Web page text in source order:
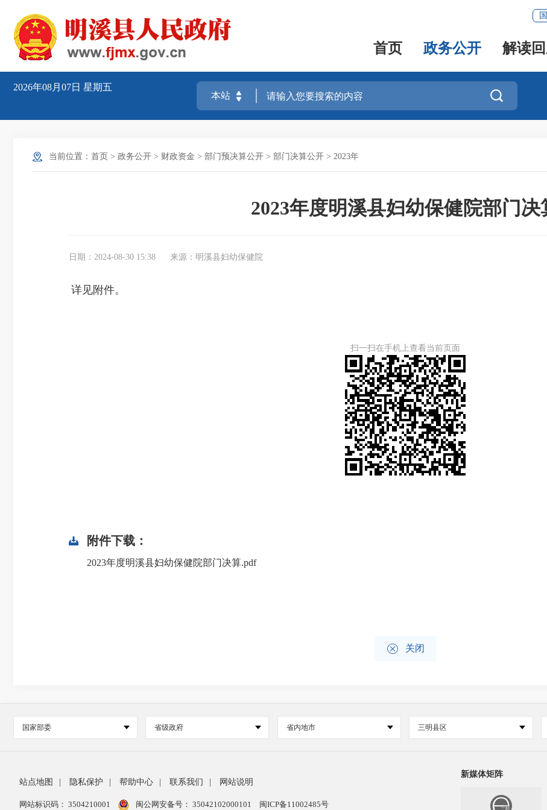
首页 政务公开 解读
2026年08月07日 星期五

当前位置： 首页 > 政务公开 > 财政资金 > 部门预决算公开 > 部门决算公开 > 2023年
2023年度明溪县妇幼保健院部门决
日期：2024-08-30 15:38 来源：明溪县妇幼保健院
详见附件。
扫一扫在手机上查看当前页面
附件下载：
2023年度明溪县妇幼保健院部门决算.pdf
 关闭
国家部委 省级政府 省内地市 三明县区
站点地图 隐私保护 帮助中心 联系我们 网站说明
网站标识码： 3504210001 闽公网安备号： 35042102000101 闽ICP备11002485号
新媒体矩阵